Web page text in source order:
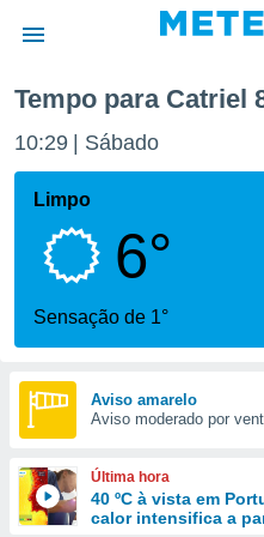
da
foi
fornecidas
a este
das
forma
digital
Tempo para Catriel
10:29 Sábado
Limpo
6°
Sensação de 1°
Aviso amarelo
Aviso moderado por
Última hora
40 ºC à vista em
calor intensifica a